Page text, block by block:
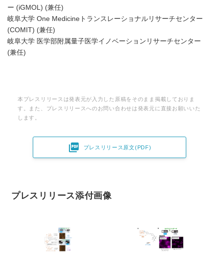
ー (iGMOL) (兼任)
岐阜大学 One Medicineトランスレーショナルリサーチセンター
(COMIT) (兼任)
岐阜大学 医学部附属量子医学イノベーションリサーチセンター
(兼任)
本プレスリリースは発表元が入力した原稿をそのまま掲載しておりま
す。また、プレスリリースへのお問い合わせは発表元に直接お願いいた
します。
 プレスリリース原文(PDF)
プレスリリース添付画像
English